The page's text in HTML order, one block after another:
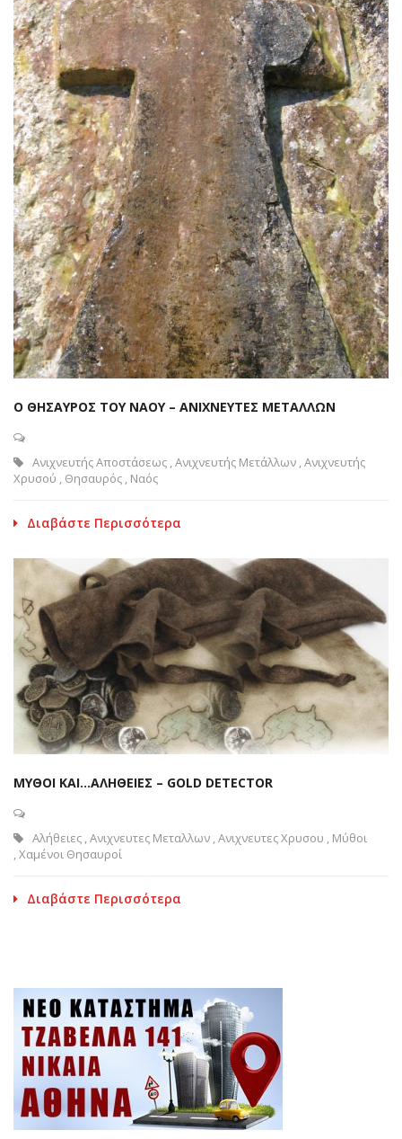
Ο ΘΗΣΑΥΡΟΣ ΤΟΥ ΝΑΟΥ – ΑΝΙΧΝΕΥΤΕΣ ΜΕΤΑΛΛΩΝ
Ανιχνευτής Αποστάσεως ,Ανιχνευτής Μετάλλων ,Ανιχνευτής
Χρυσού , Θησαυρός , Ναός
Διαβάστε Περισσότερα
ΜΥΘΟΙ ΚΑΙ…ΑΛΗΘΕΙΕΣ – GOLD DETECTOR
Αλήθειες ,Ανιχνευτες Μεταλλων ,Ανιχνευτες Χρυσου , Μύθοι
,Χαμένοι Θησαυροί
Διαβάστε Περισσότερα